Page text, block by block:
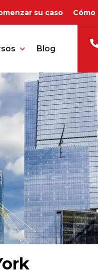
su caso Cómo
Blog